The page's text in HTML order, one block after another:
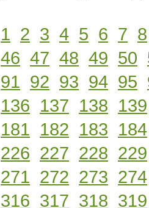
1 2 3 4 5 6 7 8
46 47 48 49 50
91 92 93 94 95
136 137 138 139
181 182 183 184
226 227 228 229
271 272 273 274
316 317 318 319